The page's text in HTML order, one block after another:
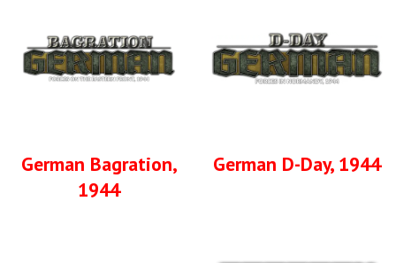
German Bagration,
1944
German D-Day, 1944